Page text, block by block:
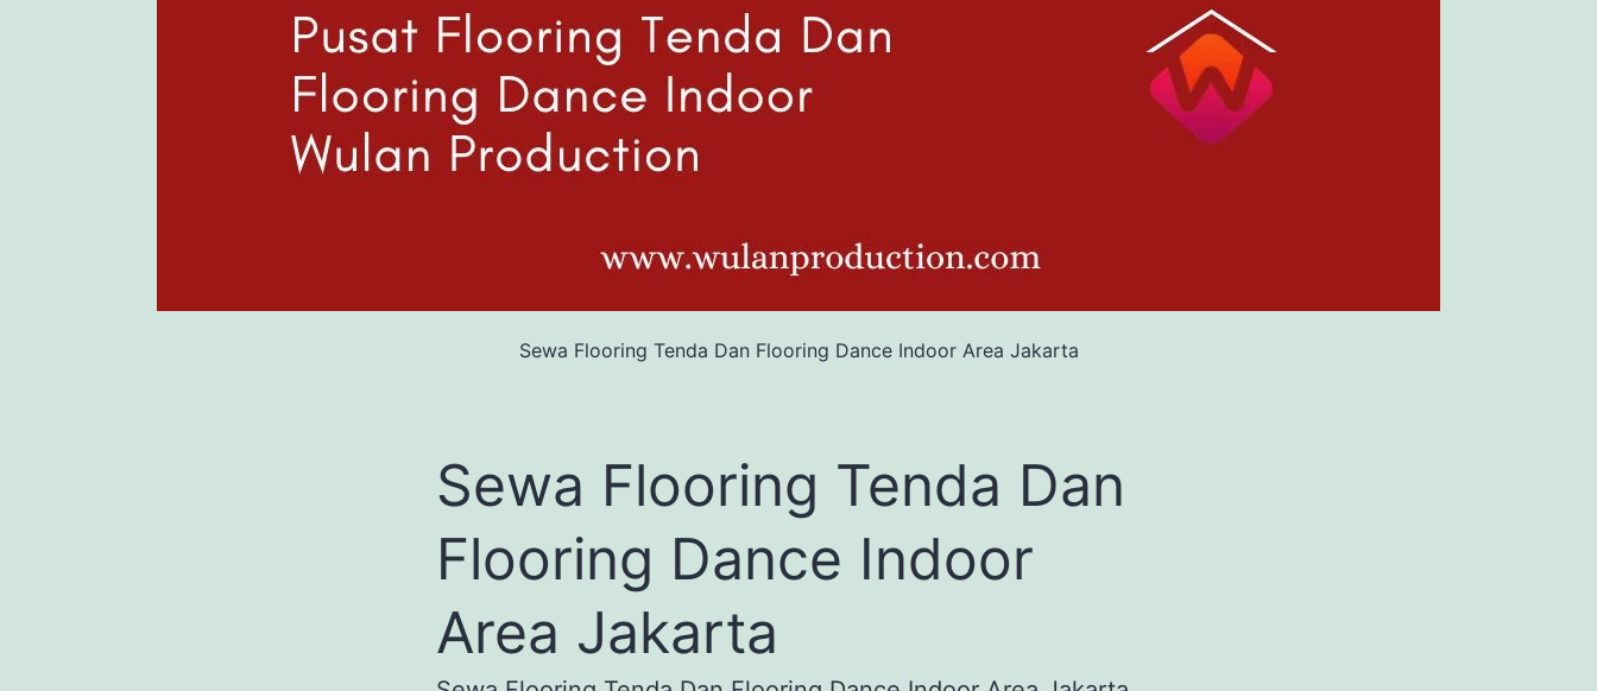
Sewa Flooring Tenda Dan Flooring Dance Indoor Area Jakarta
Sewa Flooring Tenda Dan
Flooring Dance Indoor
Area Jakarta